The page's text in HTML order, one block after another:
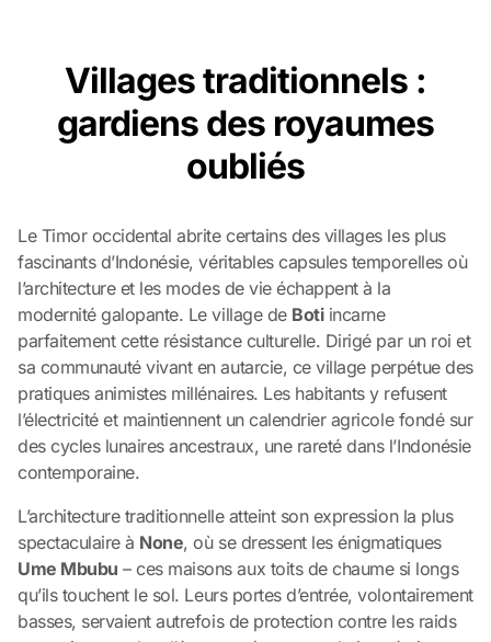
Villages traditionnels :
gardiens des royaumes
oubliés
Le Timor occidental abrite certains des villages les plus
fascinants d’Indonésie, véritables capsules temporelles où
l’architecture et les modes de vie échappent à la
modernité galopante. Le village de Botiincarne
parfaitement cette résistance culturelle. Dirigé par un roi et
sa communauté vivant en autarcie, ce village perpétue des
pratiques animistes millénaires. Les habitants y refusent
l’électricité et maintiennent un calendrier agricole fondé sur
des cycles lunaires ancestraux, une rareté dans l’Indonésie
contemporaine.
L’architecture traditionnelle atteint son expression la plus
spectaculaire à None, où se dressent les énigmatiques
Ume Mbubu – ces maisons aux toits de chaume si longs
qu’ils touchent le sol. Leurs portes d’entrée, volontairement
basses, servaient autrefois de protection contre les raids